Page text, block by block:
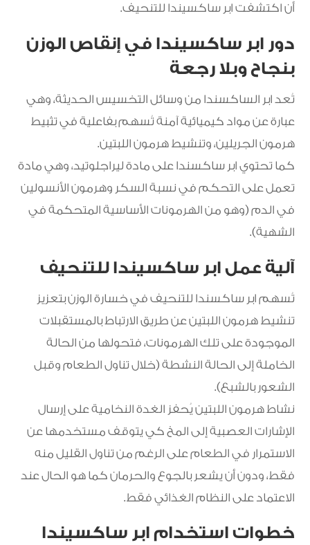
أن اكتشفت ابر ساكسيندا للتنحيف.
دور ابر ساكسيندا في إنقاص الوزن
بنجاح وبلا رجعة
تُعد ابر الساكسندا من وسائل التخسيس الحديثة، وهي
عبارة عن مواد كيميائية آمنة تُسهم بفاعلية في تثبيط
هرمون الجريلين، وتنشيط هرمون اللبتين.
كما تحتوي ابر ساكسندا على مادة ليراجلوتيد، وهي مادة
تعمل على التحكم في نسبة السكر وهرمون الأنسولين
في الدم (وهو من الهرمونات الأساسية المتحكمة في
الشهية).
آلية عمل ابر ساكسيندا للتنحيف
تُسهم ابر ساكسندا للتنحيف في خسارة الوزن بتعزيز
تنشيط هرمون اللبتين عن طريق الارتباط بالمستقبلات
الموجودة على تلك الهرمونات، فتحولها من الحالة
الخاملة إلى الحالة النشطة (خلال تناول الطعام وقبل
الشعور بالشبع).
نشاط هرمون اللبتين يُحفز الغدة النخامية على إرسال
الإشارات العصبية إلى المخ كي يتوقف مستخدمها عن
الاستمرار في الطعام على الرغم من تناول القليل منه
فقط، ودون أن يشعر بالجوع والحرمان كما هو الحال عند
الاعتماد على النظام الغذائي فقط.
خطوات استخدام ابر ساكسيندا